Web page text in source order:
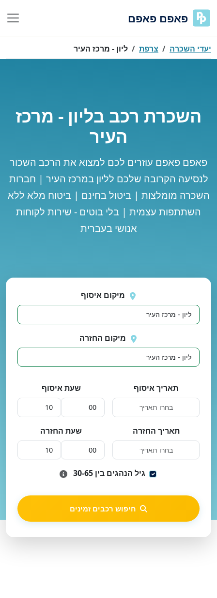
פאפם פאפם
יעדי השכרה צרפת ליון - מרכז העיר
השכרת רכב בליון - מרכז
העיר
פאפם פאפם עוזרים לכם למצוא את הרכב השכור
לנסיעה הקרובה שלכם לליון במרכז העיר | חברות
השכרה מומלצות | ביטול בחינם | ביטוח מלא ללא
השתתפות עצמית | בלי בוטים - שירות לקוחות
אנושי בעברית
שוב
מיקום איסוף
מיקום החזרה
תאריך איסוף שעת איסוף
תאריך החזרה שעת החזרה
גיל הנהגים בין 30-65
חיפוש רכבים זמינים